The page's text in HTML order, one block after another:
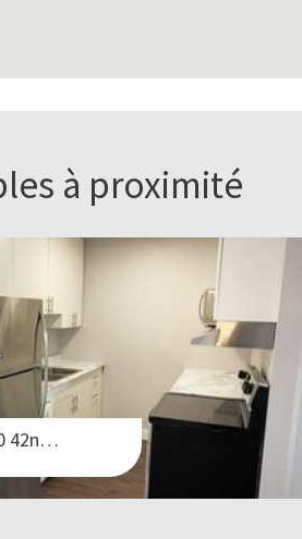
à proximité
4502 4508 4510 42nd Street